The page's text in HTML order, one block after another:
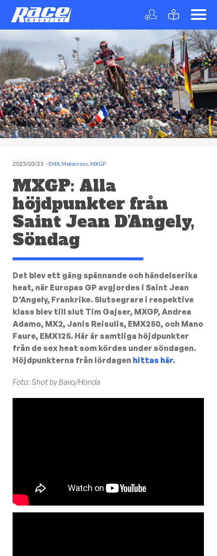
2025/03/23 -EMX Motocross MXGP
MXGP: Alla
höjdpunkter från
Saint Jean D’Angely,
Söndag
Det blev ett gäng spännande och händelserika
heat, när Europas GP avgjordes i Saint Jean
D’Angely, Frankrike. Slutsegrare i respektive
klass blev till slut Tim Gajser, MXGP, Andrea
Adamo, MX2, Janis Reisulis, EMX250, och Mano
Faure, EMX125. Här är samtliga höjdpunkter
från de sex heat som kördes under söndagen.
Höjdpunkterna från lördagen hittas här.
Foto: Shot by Bavo/Honda